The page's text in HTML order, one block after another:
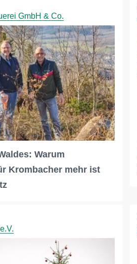
GmbH & Co.
Warum
Krombacher mehr ist